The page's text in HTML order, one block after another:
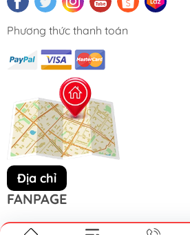
Phương thức thanh toán
Địa chỉ
FANPAGE
Facebook